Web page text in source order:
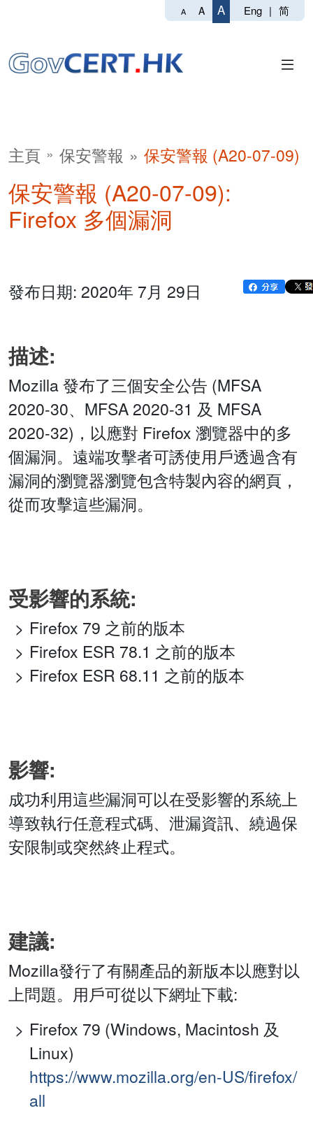
A A A Eng | 简
主頁 保安警報 保安警報 (A20-07-09)
保安警報 (A20-07-09):
Firefox 多個漏洞
發布日期: 2020年 7月 29日
描述:
Mozilla 發布了三個安全公告 (MFSA
2020-30、MFSA 2020-31 及 MFSA
2020-32)，以應對 Firefox 瀏覽器中的多
個漏洞。遠端攻擊者可誘使用戶透過含有
漏洞的瀏覽器瀏覽包含特製內容的網頁，
從而攻擊這些漏洞。
受影響的系統:
Firefox 79 之前的版本
Firefox ESR 78.1 之前的版本
Firefox ESR 68.11 之前的版本
影響:
成功利用這些漏洞可以在受影響的系統上
導致執行任意程式碼、泄漏資訊、繞過保
安限制或突然終止程式。
建議:
Mozilla發行了有關產品的新版本以應對以
上問題。用戶可從以下網址下載:
Firefox 79 (Windows, Macintosh 及
Linux)
https://www.mozilla.org/en-US/firefox/
all